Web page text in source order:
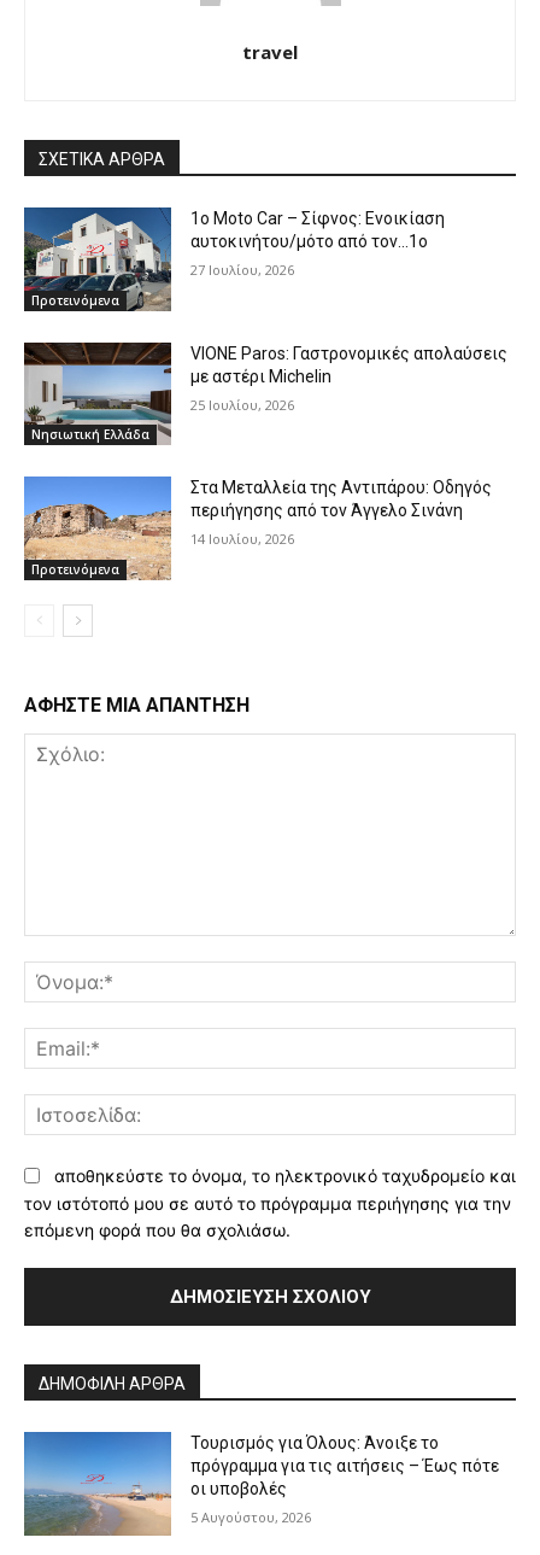
travel
ΣΧΕΤΙΚΑ ΑΡΘΡΑ
Προτεινόμενα
1o Moto Car – Σίφνος: Ενοικίαση
αυτοκινήτου/μότο από τον…1ο
27 Ιουλίου, 2026
Νησιωτική Ελλάδα
VIONE Paros: Γαστρονομικές απολαύσεις
με αστέρι Michelin
25 Ιουλίου, 2026
Προτεινόμενα
Στα Μεταλλεία της Αντιπάρου: Οδηγός
περιήγησης από τον Άγγελο Σινάνη
14 Ιουλίου, 2026
ΑΦΗΣΤΕ ΜΙΑ ΑΠΑΝΤΗΣΗ
αποθηκεύστε το όνομα, το ηλεκτρονικό ταχυδρομείο και
τον ιστότοπό μου σε αυτό το πρόγραμμα περιήγησης για την
επόμενη φορά που θα σχολιάσω.
ΔΗΜΟΦΙΛΗ ΑΡΘΡΑ
Τουρισμός για Όλους: Άνοιξε το
πρόγραμμα για τις αιτήσεις – Έως πότε
οι υποβολές
5 Αυγούστου, 2026